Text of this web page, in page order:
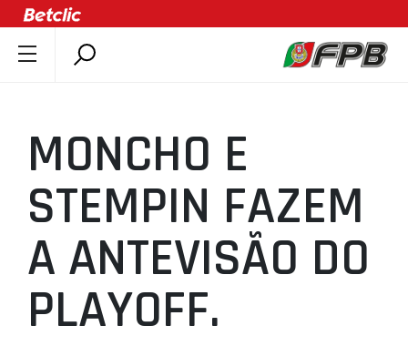
ÚLTIMAS
COMPETIÇÕES
ASSOCIAÇÕES
CLUBES
AGENTES
AGENDA
MONCHO E
STEMPIN FAZEM
A ANTEVISÃO DO
PLAYOFF.